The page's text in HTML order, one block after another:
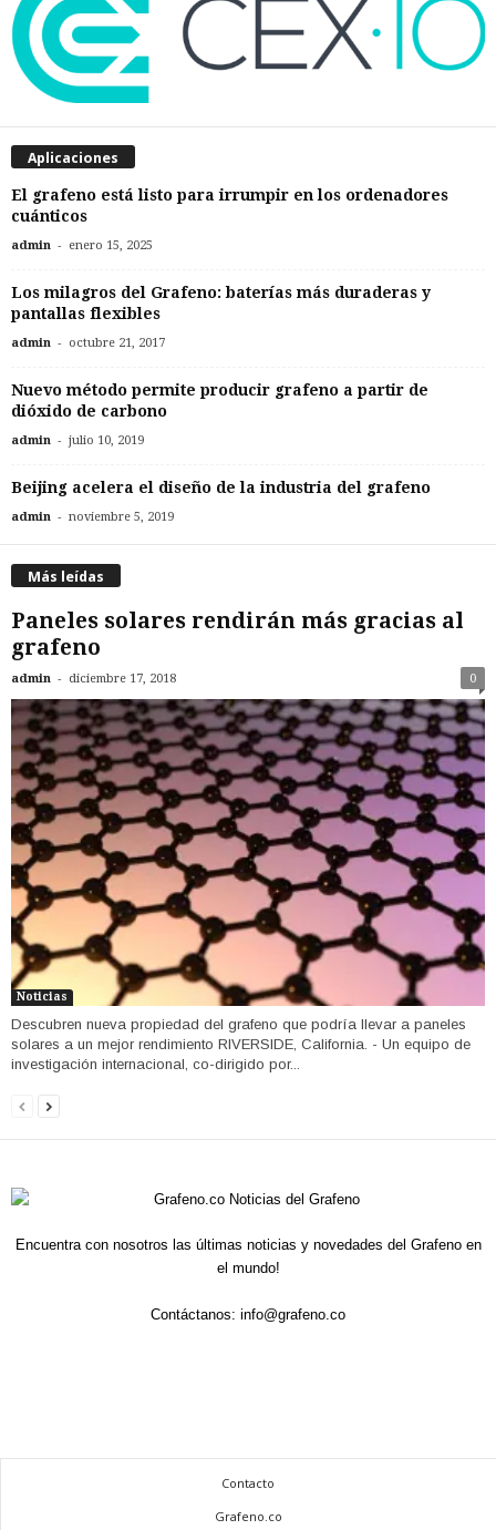
Aplicaciones
El grafeno está listo para irrumpir en los ordenadores
cuánticos
admin - enero 15, 2025
Los milagros del Grafeno: baterías más duraderas y
pantallas flexibles
admin - octubre 21, 2017
Nuevo método permite producir grafeno a partir de
dióxido de carbono
admin - julio 10, 2019
Beijing acelera el diseño de la industria del grafeno
admin - noviembre 5, 2019
Más leídas
Paneles solares rendirán más gracias al
grafeno
admin - diciembre 17, 2018 0
Noticias
Descubren nueva propiedad del grafeno que podría llevar a paneles
solares a un mejor rendimiento RIVERSIDE, California. - Un equipo de
investigación internacional, co-dirigido por...
Encuentra con nosotros las últimas noticias y novedades del Grafeno en
el mundo!
Contáctanos: info@grafeno.co
Contacto
Grafeno.co